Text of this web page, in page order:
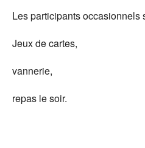
Les participants occasionnels
Jeux de cartes,
vannerie,
repas le soir.